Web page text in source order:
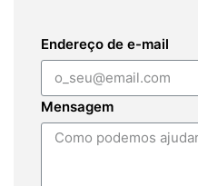
Endereço de e-mail
Mensagem